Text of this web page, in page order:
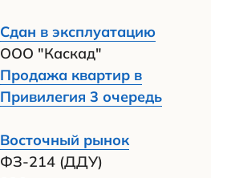
Сдан в эксплуатацию
ООО "Каскад"
Продажа квартир в
Привилегия 3 очередь
Восточный рынок
ФЗ-214 (ДДУ)